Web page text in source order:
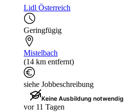
Lidl Österreich
Geringfügig
Mistelbach
(14 km entfernt)
siehe Jobbeschreibung
Keine Ausbildung notwendig
vor 11 Tagen